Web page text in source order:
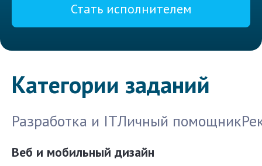
Стать исполнителем
Категории заданий
Разработка и ITЛичный помощник
Веб и мобильный дизайн